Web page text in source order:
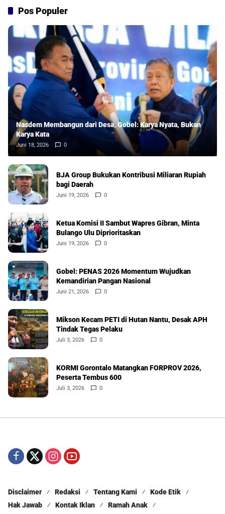
Pos Populer
Nasdem Membangun dari Desa, Gobel: Karya Nyata, Bukan
Karya Kata
Juni 18, 2026 0
BJA Group Bukukan Kontribusi Miliaran Rupiah
bagi Daerah
Juni 19, 2026 0
Ketua Komisi II Sambut Wapres Gibran, Minta
Bulango Ulu Diprioritaskan
Juni 19, 2026 0
Gobel: PENAS 2026 Momentum Wujudkan
Kemandirian Pangan Nasional
Juni 21, 2026 0
Mikson Kecam PETI di Hutan Nantu, Desak APH
Tindak Tegas Pelaku
Juli 3, 2026 0
KORMI Gorontalo Matangkan FORPROV 2026,
Peserta Tembus 600
Juli 3, 2026 0
Disclaimer Redaksi Tentang Kami
Kode Etik
Hak Jawab
Kontak Iklan Ramah Anak